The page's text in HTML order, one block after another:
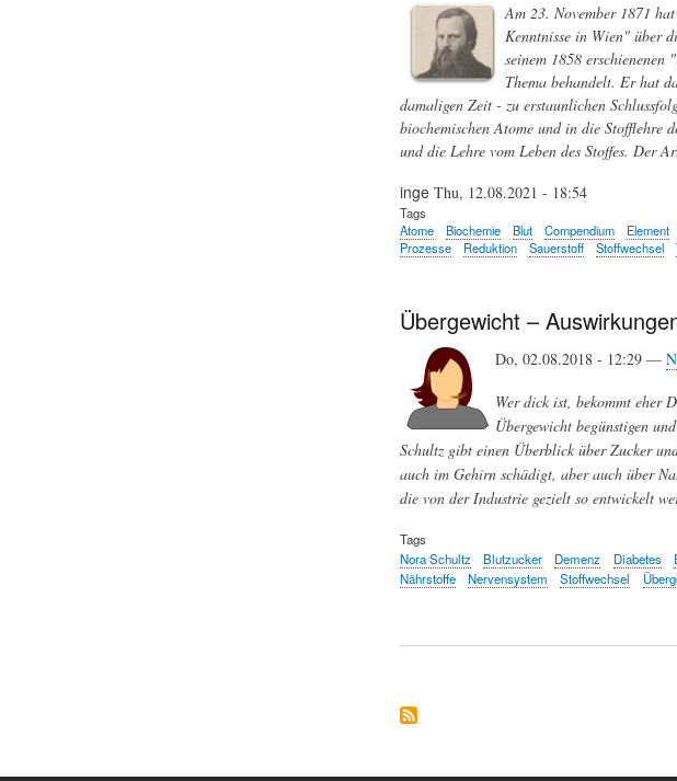
Am 23. November 1871
Kenntnisse in Wien" über
seinem 1858
Thema behandelt. Er hat
damaligen Zeit - zu erstaunlichen
biochemischen Atome und in die Stofflehre
und die Lehre vom Leben des Stoffes. Der
inge Thu, 12.08.2021 - 18:54
Tags
Atome
Biochemie Blut Compendium Element
Prozesse
Reduktion Sauerstoff Stoffwechsel
Übergewicht –
Do, 02.08.2018 - 12:29 —
Wer dick ist, bekommt eher
Übergewicht begünstigen
Schultz gibt einen Überblick über Zucker
auch im Gehirn schädigt, aber auch über
die von der Industrie gezielt so entwickelt
Tags
Nora Schultz
Blutzucker Demenz Diabetes
Nährstoffe
Nervensystem Stoffwechsel